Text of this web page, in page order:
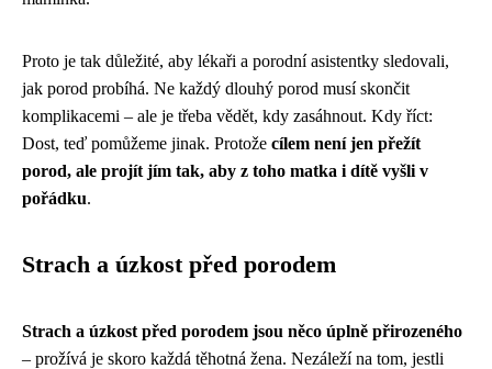
Proto je tak důležité, aby lékaři a porodní asistentky sledovali,
jak porod probíhá. Ne každý dlouhý porod musí skončit
komplikacemi – ale je třeba vědět, kdy zasáhnout. Kdy říct:
Dost, teď pomůžeme jinak. Protože cílem není jen přežít
porod, ale projít jím tak, aby z toho matka i dítě vyšli v
pořádku.
Strach a úzkost před porodem
Strach a úzkost před porodem jsou něco úplně přirozeného
– prožívá je skoro každá těhotná žena. Nezáleží na tom, jestli